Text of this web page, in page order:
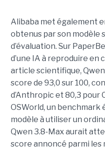
Alibaba met également
obtenus par son modèle
d’évaluation. Sur
d’une IA à reproduire en
article scientifique,
score de 93,0 sur 100,
d’Anthropic et 80,3 pour
OSWorld, un benchmark
modèle à utiliser un
Qwen 3.8-Max aurait
score annoncé parmi les